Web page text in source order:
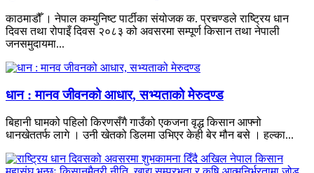
काठमाडौँ । नेपाल कम्युनिष्ट पार्टीका संयोजक क. प्रचण्डले राष्ट्रिय धान
दिवस तथा रोपाइँ दिवस २०८३ को अवसरमा सम्पूर्ण किसान तथा नेपाली
जनसमुदायमा...
धान : मानव जीवनको आधार, सभ्यताको मेरुदण्ड
बिहानी घामको पहिलो किरणसँगै गाउँको एकजना वृद्ध किसान आफ्नो
धानखेततर्फ लागे । उनी खेतको डिलमा उभिएर केही बेर मौन बसे । हल्का...